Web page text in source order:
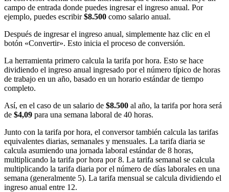
campo de entrada donde puedes ingresar el ingreso anual. Por
ejemplo, puedes escribir$8.500 como salario anual.
Después de ingresar el ingreso anual, simplemente haz clic en el
botón «Convertir». Esto inicia el proceso de conversión.
La herramienta primero calcula la tarifa por hora. Esto se hace
dividiendo el ingreso anual ingresado por el número típico de horas
de trabajo en un año, basado en un horario estándar de tiempo
completo.
Así, en el caso de un salario de $8.500 al año, la tarifa por hora será
de $4,09 para una semana laboral de 40 horas.
Junto con la tarifa por hora, el conversor también calcula las tarifas
equivalentes diarias, semanales y mensuales. La tarifa diaria se
calcula asumiendo una jornada laboral estándar de 8 horas,
multiplicando la tarifa por hora por 8. La tarifa semanal se calcula
multiplicando la tarifa diaria por el número de días laborales en una
semana (generalmente 5). La tarifa mensual se calcula dividiendo el
ingreso anual entre 12.